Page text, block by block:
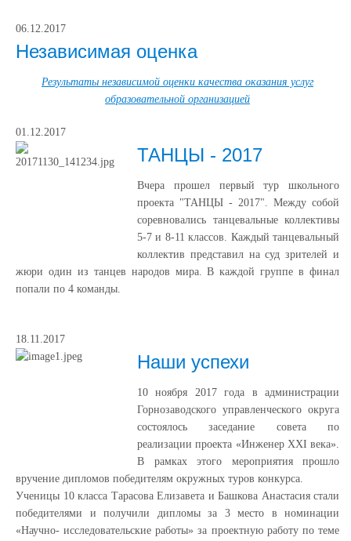
06.12.2017
Независимая оценка
Результаты независимой оценки качества оказания услуг
образовательной организацией
01.12.2017
ТАНЦЫ - 2017
Вчера прошел первый тур школьного
проекта "ТАНЦЫ - 2017". Между собой
соревновались танцевальные коллективы
5-7 и 8-11 классов. Каждый танцевальный
коллектив представил на суд зрителей и
жюри один из танцев народов мира. В каждой группе в финал
попали по 4 команды.
18.11.2017
Наши успехи
10 ноября 2017 года в администрации
Горнозаводского управленческого округа
состоялось заседание совета по
реализации проекта «Инженер XXI века».
В рамках этого мероприятия прошло
вручение дипломов победителям окружных туров конкурса.
Ученицы 10 класса Тарасова Елизавета и Башкова Анастасия стали
победителями и получили дипломы за 3 место в номинации
«Научно- исследовательские работы» за проектную работу по теме